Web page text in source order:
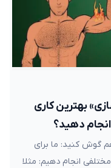
بهترین کاری
دهید؟
گوش کنید: ما برای
انجام دهیم: مثلا